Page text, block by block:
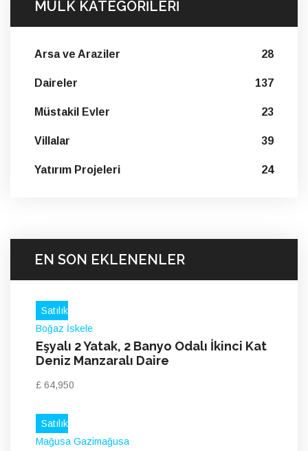
MÜLK KATEGORİLERİ
Arsa ve Araziler 28
Daireler 137
Müstakil Evler 23
Villalar 39
Yatırım Projeleri 24
EN SON EKLENENLER
Satılık
Boğaz İskele
Eşyalı 2 Yatak, 2 Banyo Odalı İkinci Kat
Deniz Manzaralı Daire
£ 64,950
Satılık
Mağusa Gazimağusa